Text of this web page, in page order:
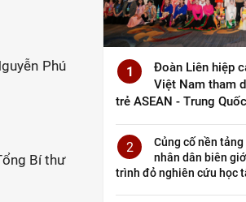
Phú
Bí thư
1
Đoàn Liên hiệp
Việt Nam tham
trẻ ASEAN - Trung
2
Củng cố nền
nhân dân biên
trình đỏ nghiên cứu học